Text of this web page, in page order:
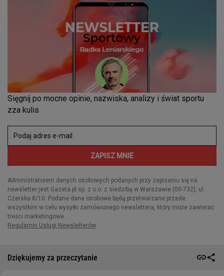
Dziękujemy za przeczytanie